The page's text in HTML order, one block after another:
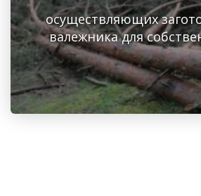
осуществляющих
валежника для